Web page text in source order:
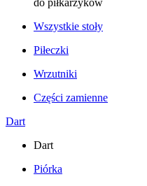
do piłkarzyków
Wszystkie stoły
Piłeczki
Wrzutniki
Części zamienne
Dart
Dart
Piórka